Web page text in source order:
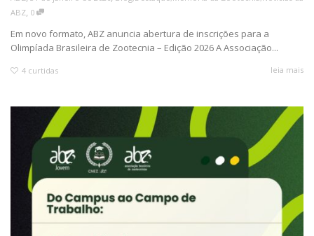
ABZ, 0
Em novo formato, ABZ anuncia abertura de inscrições para a
Olimpíada Brasileira de Zootecnia – Edição 2026 A Associação...
4 curtidas leia mais